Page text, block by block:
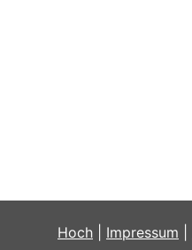
Hoch Impressum